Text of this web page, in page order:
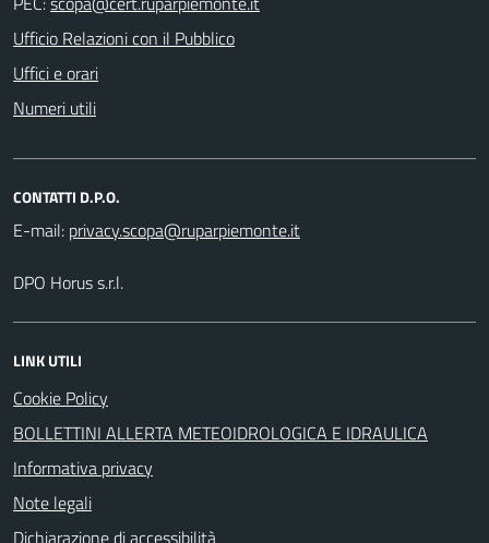
Ufficio Relazioni con il Pubblico
Uffici e orari
Numeri utili
CONTATTI D.P.O.
E-mail:
DPO Horus s.r.l.
LINK UTILI
Cookie Policy
BOLLETTINI ALLERTA METEOIDROLOGICA E IDRAULICA
Informativa privacy
Note legali
Dichiarazione di accessibilità